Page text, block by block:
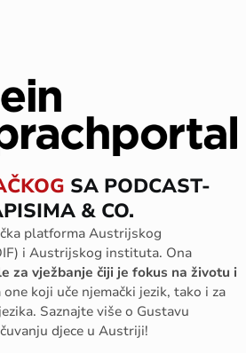
SA PODCAST-
& CO.
platforma Austrijskog
i Austrijskog instituta. Ona
za vježbanje čiji je fokus na životu i
one koji uče njemački jezik, tako i za
Saznajte više o Gustavu
djece u Austriji!